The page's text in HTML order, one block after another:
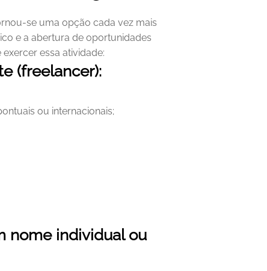
se uma opção cada vez mais
e a abertura de oportunidades
essa atividade:
(freelancer):
ou internacionais;
nome individual ou